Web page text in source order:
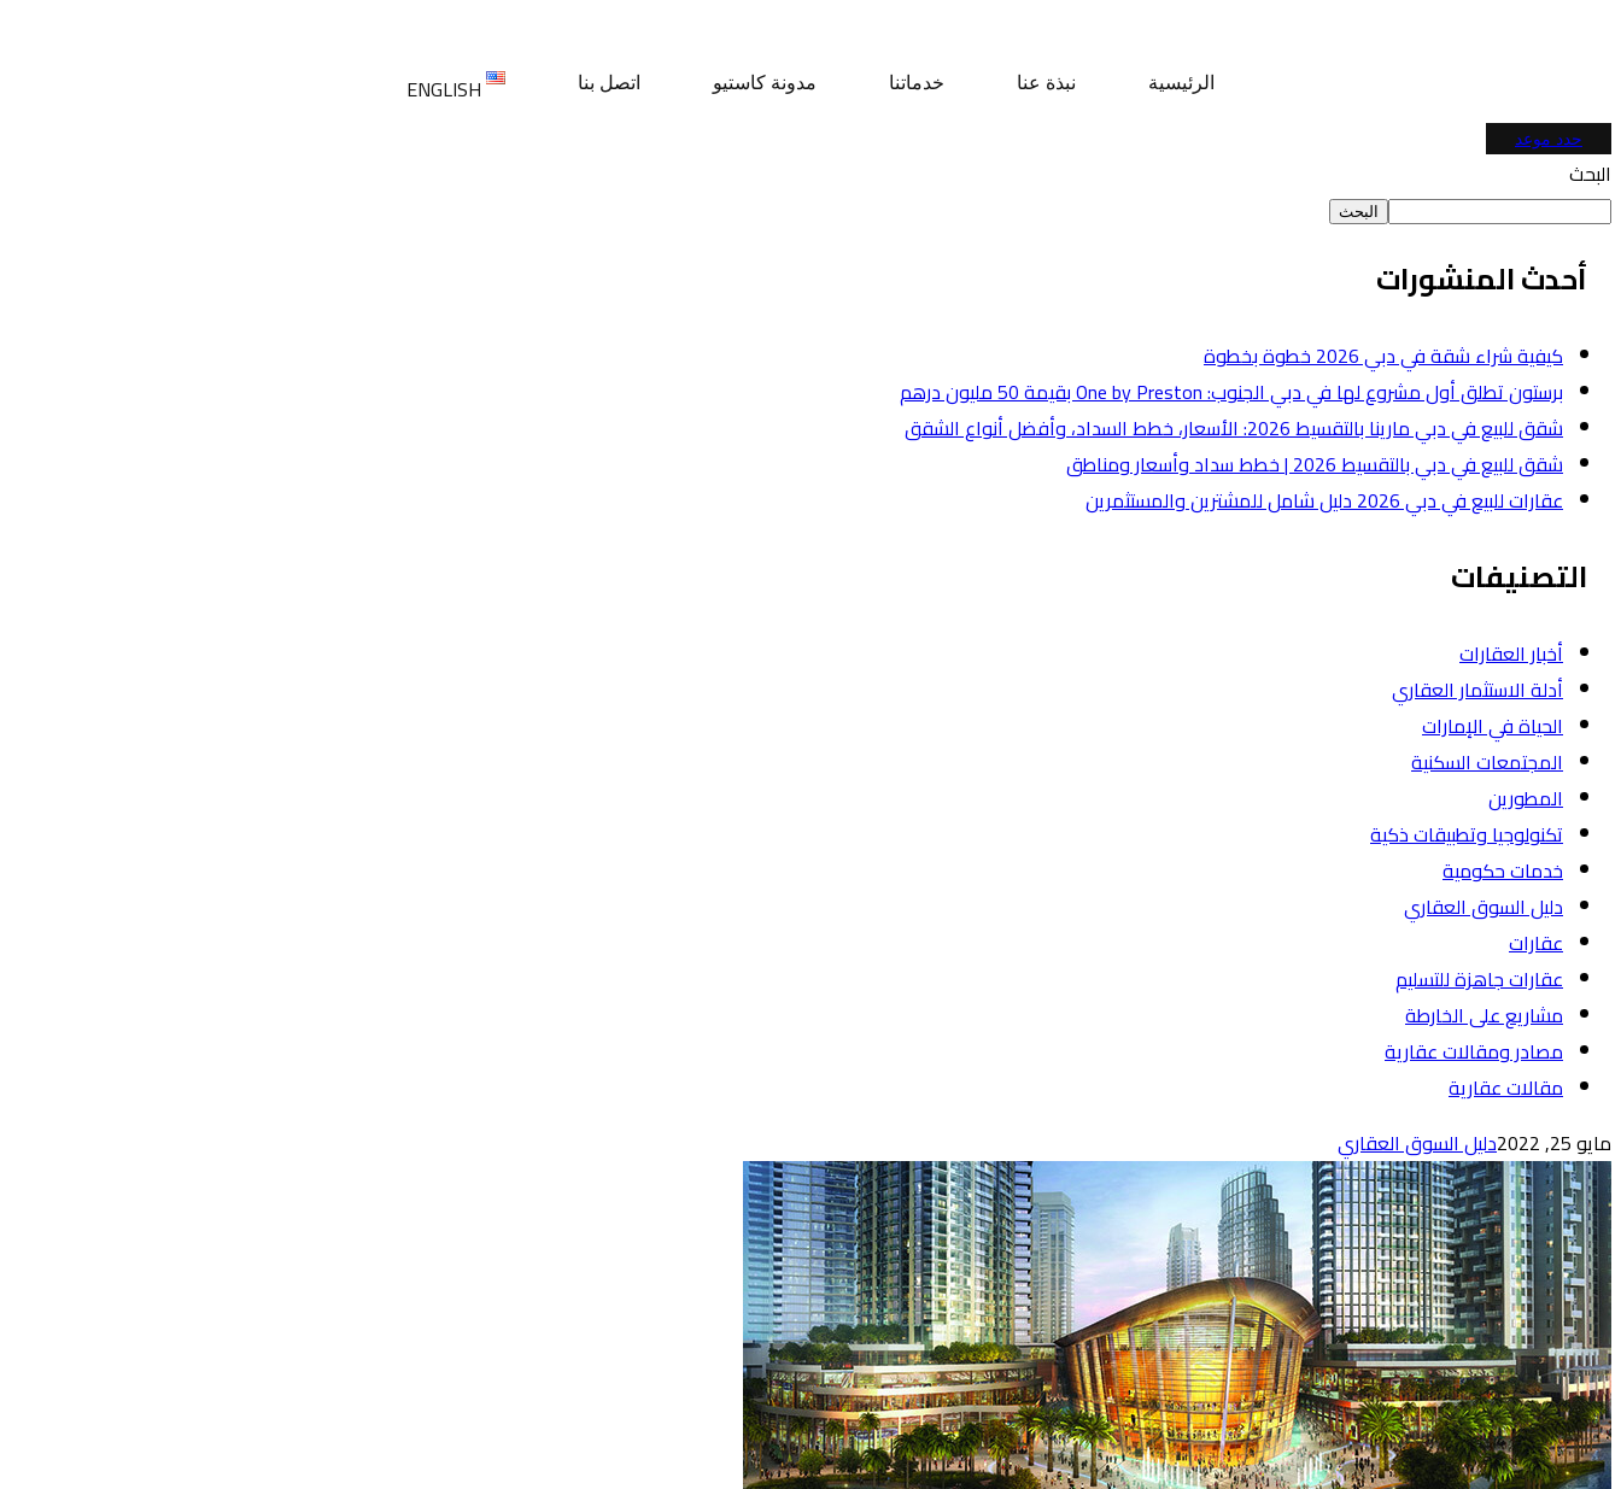
الرئيسية نبذة عنا خدماتنا مدونة كاستيو اتصل بنا ENGLISH
حدد موعد
البحث
البحث
أحدث المنشورات
كيفية شراء شقة في دبي 2026 خطوة بخطوة
برستون تطلق أول مشروع لها في دبي الجنوب: One by Preston بقيمة 50 مليون درهم
شقق للبيع في دبي مارينا بالتقسيط 2026: الأسعار، خطط السداد، وأفضل أنواع الشقق
شقق للبيع في دبي بالتقسيط 2026 | خطط سداد وأسعار ومناطق
عقارات للبيع في دبي 2026 دليل شامل للمشترين والمستثمرين
التصنيفات
أخبار العقارات
أدلة الاستثمار العقاري
الحياة في الإمارات
المجتمعات السكنية
المطورين
تكنولوجيا وتطبيقات ذكية
خدمات حكومية
دليل السوق العقاري
عقارات
عقارات جاهزة للتسليم
مشاريع على الخارطة
مصادر ومقالات عقارية
مقالات عقارية
مايو 25, 2022
دليل السوق العقاري